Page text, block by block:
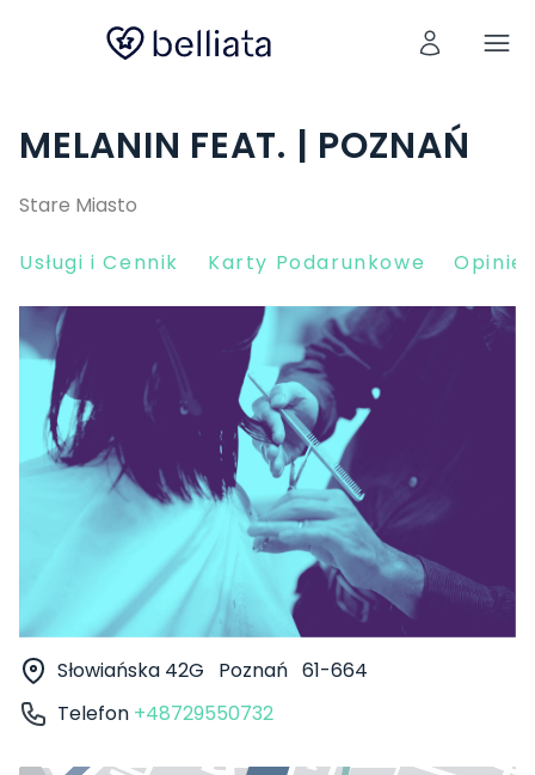
MELANIN FEAT. | POZNAŃ
Stare Miasto
Usługi i Cennik Karty Podarunkowe Opinie
Słowiańska 42G Poznań 61-664
Telefon +48729550732